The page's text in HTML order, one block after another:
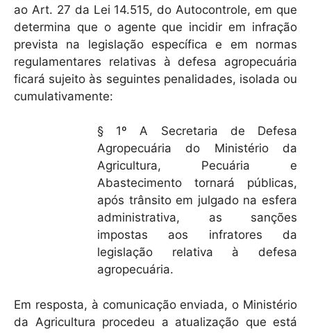
ao Art. 27 da Lei 14.515, do Autocontrole, em que
determina que o agente que incidir em infração
prevista na legislação específica e em normas
regulamentares relativas à defesa agropecuária
ficará sujeito às seguintes penalidades, isolada ou
cumulativamente:
§ 1º A Secretaria de Defesa
Agropecuária do Ministério da
Agricultura, Pecuária e
Abastecimento tornará públicas,
após trânsito em julgado na esfera
administrativa, as sanções
impostas aos infratores da
legislação relativa à defesa
agropecuária.
Em resposta, à comunicação enviada, o Ministério
da Agricultura procedeu a atualização que está